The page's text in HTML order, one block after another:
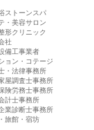
ストーンスパ
・美容サロン
形クリニック
社
備工事業者
ョン・コテージ
・法律事務所
屋調査士事務所
険労務士事務所
計士事務所
業診断士事務所
旅館・宿坊